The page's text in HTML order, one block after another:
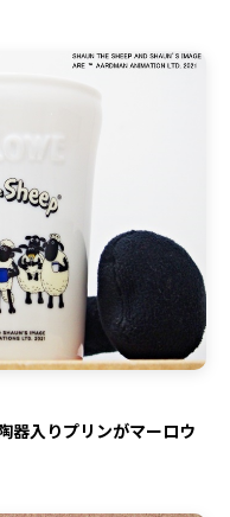
ズメント施設にて取り扱
器入りプリンがマーロウ